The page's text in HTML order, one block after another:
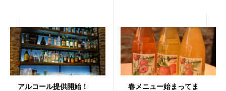
アルコール提供開始！
春メニュー始まってま